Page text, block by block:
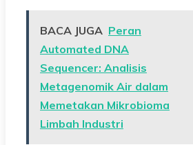
BACA JUGA Peran
Automated DNA
Sequencer: Analisis
Metagenomik Air dalam
Memetakan Mikrobioma
Limbah Industri